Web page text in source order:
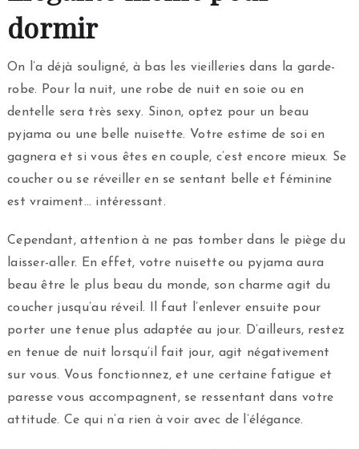
dormir
On l’a déjà souligné, à bas les vieilleries dans la garde-
robe. Pour la nuit, une robe de nuit en soie ou en
dentelle sera très sexy. Sinon, optez pour un beau
pyjama ou une belle nuisette. Votre estime de soi en
gagnera et si vous êtes en couple, c’est encore mieux. Se
coucher ou se réveiller en se sentant belle et féminine
est vraiment… intéressant.
Cependant, attention à ne pas tomber dans le piège du
laisser-aller. En effet, votre nuisette ou pyjama aura
beau être le plus beau du monde, son charme agit du
coucher jusqu’au réveil. Il faut l’enlever ensuite pour
porter une tenue plus adaptée au jour. D’ailleurs, restez
en tenue de nuit lorsqu’il fait jour, agit négativement
sur vous. Vous fonctionnez, et une certaine fatigue et
paresse vous accompagnent, se ressentant dans votre
attitude. Ce qui n’a rien à voir avec de l’élégance.